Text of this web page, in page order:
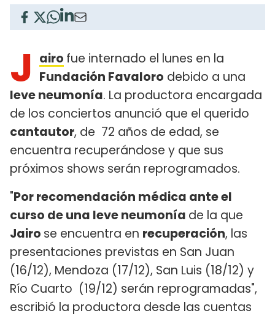
J airo fue internado el lunes en la
Fundación Favaloro debido a una
leve neumonía. La productora encargada
de los conciertos anunció que el querido
cantautor, de 72 años de edad, se
encuentra recuperándose y que sus
próximos shows serán reprogramados.
"Por recomendación médica ante el
curso de una leve neumonía de la que
Jairo se encuentra en recuperación, las
presentaciones previstas en San Juan
(16/12), Mendoza (17/12), San Luis (18/12) y
Río Cuarto (19/12) serán reprogramadas",
escribió la productora desde las cuentas